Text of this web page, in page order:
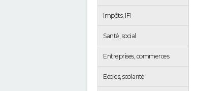
Impôts, IFI
Santé, social
Entreprises, commerces
Ecoles, scolarité